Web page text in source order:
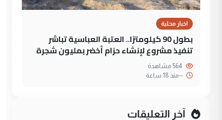
اخبار محلية
بطول 90 كيلومترًا.. العتبة العباسية تباشر
تنفيذ مشروع لإنشاء حزام أخضر بمليون شجرة
--منذ 18 ساعة
آخر التعليقات